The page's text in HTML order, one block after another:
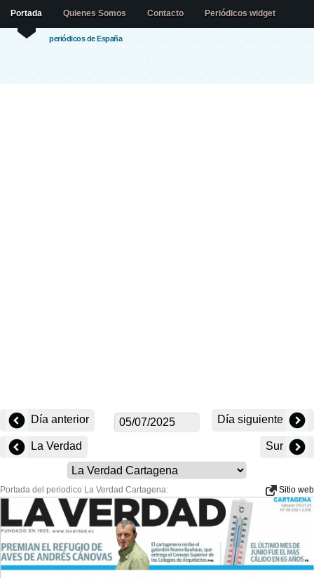
periódicos de España
Portada Quienes Somos Contacto Periódicos widget
Día anterior Día siguiente
La Verdad Sur
Portada del periodico La Verdad Cartagena: Sitio web